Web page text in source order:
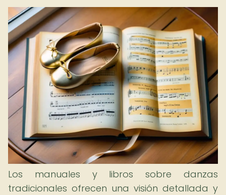
Los manuales y libros sobre danzas
tradicionales ofrecen una visión detallada y